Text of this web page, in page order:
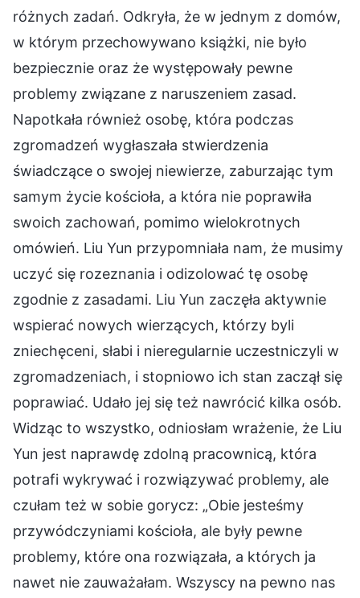
różnych zadań. Odkryła, że w jednym z domów,
w którym przechowywano książki, nie było
bezpiecznie oraz że występowały pewne
problemy związane z naruszeniem zasad.
Napotkała również osobę, która podczas
zgromadzeń wygłaszała stwierdzenia
świadczące o swojej niewierze, zaburzając tym
samym życie kościoła, a która nie poprawiła
swoich zachowań, pomimo wielokrotnych
omówień. Liu Yun przypomniała nam, że musimy
uczyć się rozeznania i odizolować tę osobę
zgodnie z zasadami. Liu Yun zaczęła aktywnie
wspierać nowych wierzących, którzy byli
zniechęceni, słabi i nieregularnie uczestniczyli w
zgromadzeniach, i stopniowo ich stan zaczął się
poprawiać. Udało jej się też nawrócić kilka osób.
Widząc to wszystko, odniosłam wrażenie, że Liu
Yun jest naprawdę zdolną pracownicą, która
potrafi wykrywać i rozwiązywać problemy, ale
czułam też w sobie gorycz: „Obie jesteśmy
przywódczyniami kościoła, ale były pewne
problemy, które ona rozwiązała, a których ja
nawet nie zauważałam. Wszyscy na pewno nas